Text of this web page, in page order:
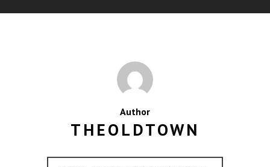
Author
THEOLDTOWN